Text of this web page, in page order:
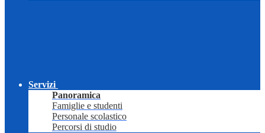
Servizi
Panoramica
Famiglie e studenti
Personale scolastico
Percorsi di studio